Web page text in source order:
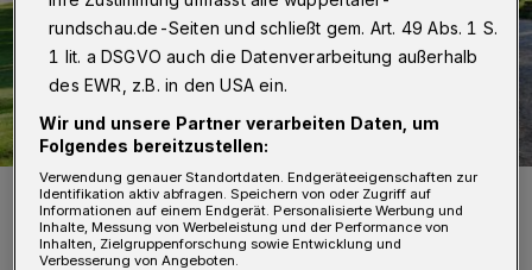
Die Hardt mit ihrem imposanten Baumsbestand.
Foto: Achim Otto
rundschau.de-Seiten und schließt gem. Art. 49 Abs. 1 S.
1 lit. a DSGVO auch die Datenverarbeitung außerhalb
des EWR, z.B. in den USA ein.
Wir und unsere Partner verarbeiten Daten, um
Folgendes bereitzustellen:
Verwendung genauer Standortdaten. Endgeräteeigenschaften zur
Identifikation aktiv abfragen. Speichern von oder Zugriff auf
Informationen auf einem Endgerät. Personalisierte Werbung und
Inhalte, Messung von Werbeleistung und der Performance von
Inhalten, Zielgruppenforschung sowie Entwicklung und
Verbesserung von Angeboten.